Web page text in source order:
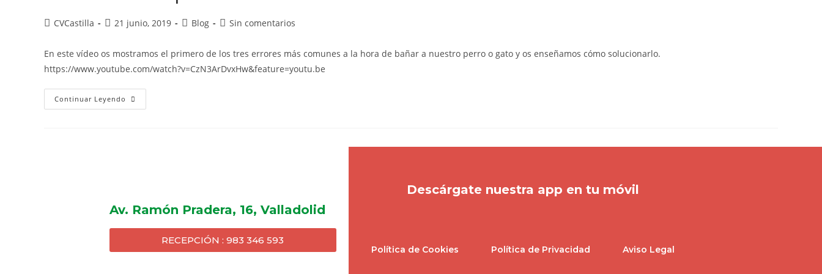
CVCastilla 21 junio, 2019 Blog Sin comentarios
En este vídeo os mostramos el primero de los tres errores más comunes a la hora de bañar a nuestro perro o gato y os enseñamos cómo solucionarlo.
https://www.youtube.com/watch?v=CzN3ArDvxHw&feature=youtu.be
Continuar Leyendo
Av. Ramón Pradera, 16, Valladolid
RECEPCIÓN : 983 346 593
Descárgate nuestra app en tu móvil
Política de Cookies Política de Privacidad Aviso Legal